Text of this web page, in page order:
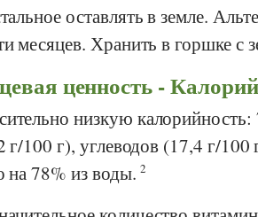
оставлять в земле.
месяцев. Хранить в горшке с
ценность -
низкую
г/100 г), углеводов (17,4 г/
на 78% из воды.2